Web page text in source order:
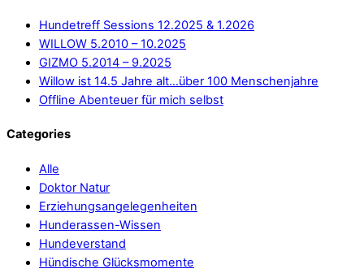
Hundetreff Sessions 12.2025 & 1.2026
WILLOW 5.2010 – 10.2025
GIZMO 5.2014 – 9.2025
Willow ist 14.5 Jahre alt…über 100 Menschenjahre
Offline Abenteuer für mich selbst
Categories
Alle
Doktor Natur
Erziehungsangelegenheiten
Hunderassen-Wissen
Hundeverstand
Hündische Glücksmomente